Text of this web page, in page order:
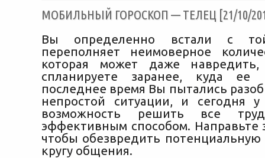
МОБИЛЬНЫЙ ГОРОСКОП — ТЕЛЕЦ [21/10/
Вы определенно встали с
переполняет неимоверное
которая может даже
спланируете заранее, куда ее
последнее время Вы пытались
непростой ситуации, и сегодня у
возможность решить все
эффективным способом. Направьте
чтобы обезвредить
кругу общения.